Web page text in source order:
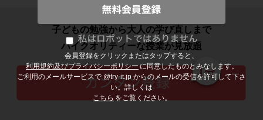
会員登録をクリックまたはタップすると、
利用規約及びプライバシーポリシーに同意したものとみなします。
ご利用のメールサービスで @try-it.jp からのメールの受信を許可して下さ
い。詳しくは
こちら をご覧ください。
子どもの勉強から大人の学び直しまで
ハイクオリティーな授業が見放題